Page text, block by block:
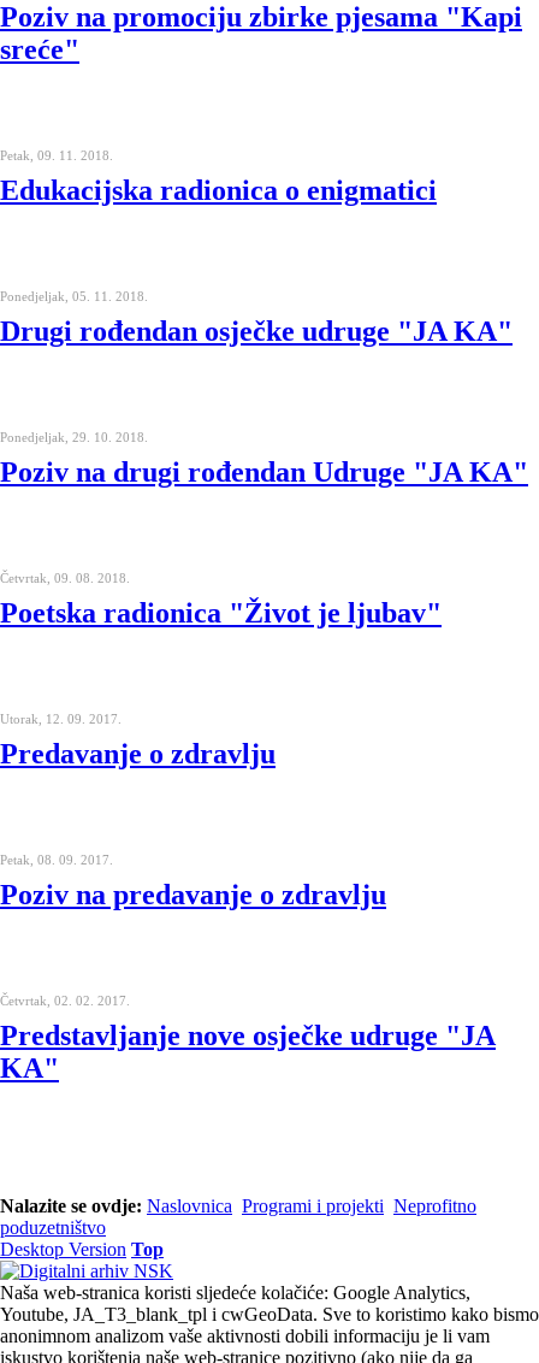
Poziv na promociju zbirke pjesama "Kapi
sreće"
Petak, 09. 11. 2018.
Edukacijska radionica o enigmatici
Ponedjeljak, 05. 11. 2018.
Drugi rođendan osječke udruge "JA KA"
Ponedjeljak, 29. 10. 2018.
Poziv na drugi rođendan Udruge "JA KA"
Četvrtak, 09. 08. 2018.
Poetska radionica "Život je ljubav"
Utorak, 12. 09. 2017.
Predavanje o zdravlju
Petak, 08. 09. 2017.
Poziv na predavanje o zdravlju
Četvrtak, 02. 02. 2017.
Predstavljanje nove osječke udruge "JA
KA"
Nalazite se ovdje: Naslovnica Programi i projekti Neprofitno
poduzetništvo
Desktop Version Top
Naša web-stranica koristi sljedeće kolačiće: Google Analytics,
Youtube, JA_T3_blank_tpl i cwGeoData. Sve to koristimo kako bismo
anonimnom analizom vaše aktivnosti dobili informaciju je li vam
iskustvo korištenja naše web-stranice pozitivno (ako nije da ga